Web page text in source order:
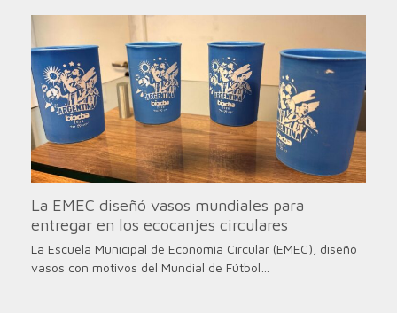
La EMEC diseñó vasos mundiales para
entregar en los ecocanjes circulares
La Escuela Municipal de Economía Circular (EMEC), diseñó
vasos con motivos del Mundial de Fútbol…